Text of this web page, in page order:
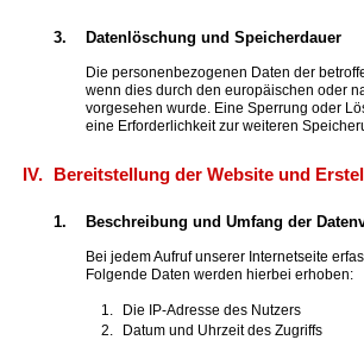
3. Datenlöschung und Speicherdauer
Die personenbezogenen Daten der
wenn dies durch den europäischen oder
vorgesehen wurde. Eine Sperrung oder
eine Erforderlichkeit zur weiteren
IV. Bereitstellung der Website und
1. Beschreibung und Umfang der
Bei jedem Aufruf unserer Internetseite
Folgende Daten werden hierbei erhoben:
Die IP-Adresse des Nutzers
Datum und Uhrzeit des Zugriffs